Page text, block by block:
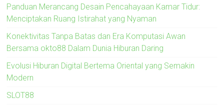
Panduan Merancang Desain Pencahayaan Kamar Tidur:
Menciptakan Ruang Istirahat yang Nyaman
Konektivitas Tanpa Batas dan Era Komputasi Awan
Bersama okto88 Dalam Dunia Hiburan Daring
Evolusi Hiburan Digital Bertema Oriental yang Semakin
Modern
SLOT88